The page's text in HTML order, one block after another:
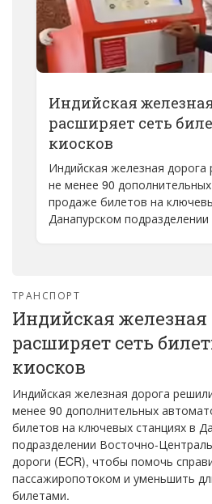
Индийская
расширяет сеть
киосков
Индийская железная дорога
не менее 90
продаже билетов на
Данапурском
ТРАНСПОРТ
Индийская железная
расширяет сеть
киосков
Индийская железная дорога
менее 90 дополнительных
билетов на ключевых станциях в
подразделении Восточно-
дороги (ECR), чтобы помочь
пассажиропотоком и уменьшить
билетами.